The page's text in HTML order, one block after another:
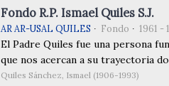
Fondo R.P. Ismael Quiles S.J.
AR AR-USAL QUILES Fondo 1961 -
El Padre Quiles fue una persona
que nos acercan a su trayectoria
Quiles Sánchez, Ismael (1906-1993)